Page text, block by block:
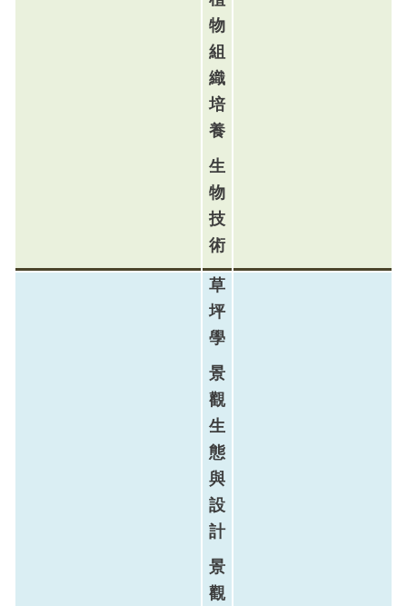
物
組
織
培
養
生
物
技
術
草
坪
學
景
觀
生
態
與
設
計
景
觀